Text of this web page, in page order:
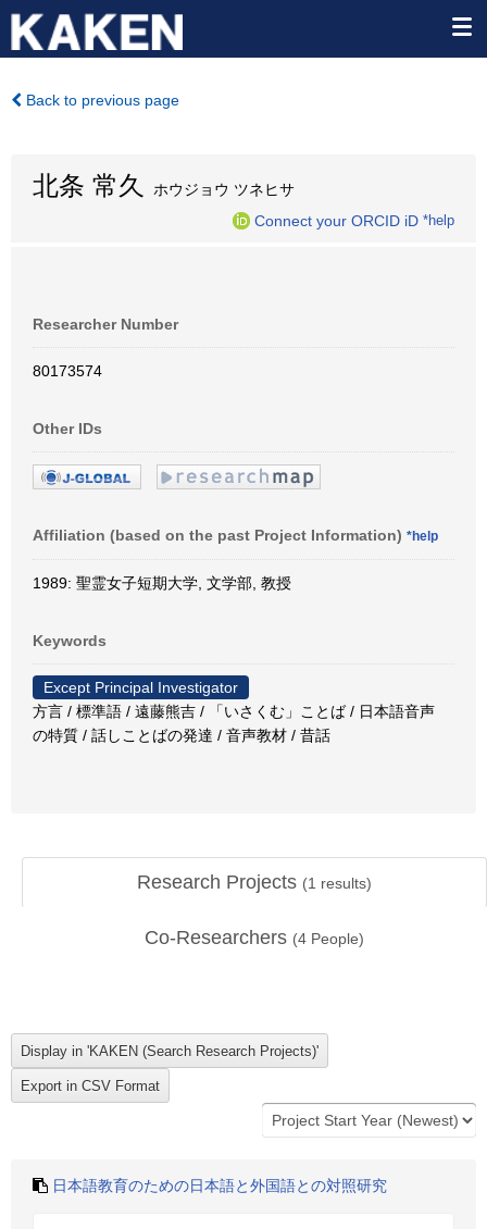
Back to previous page
北条 常久
ホウジョウ ツネヒサ
Connect your ORCID iD *help
Researcher Number
80173574
Other IDs
Affiliation (based on the past Project Information) *help
1989: 聖霊女子短期大学, 文学部, 教授
Keywords
Except Principal Investigator
方言 / 標準語 / 遠藤熊吉 / 「いさくむ」ことば / 日本語音声
の特質 / 話しことばの発達 / 音声教材 / 昔話
Research Projects (1 results)
Co-Researchers (4 People)
日本語教育のための日本語と外国語との対照研究